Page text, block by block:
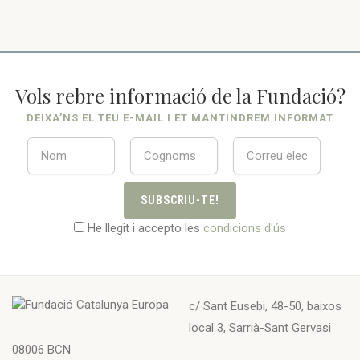
Vols rebre informació de la Fundació?
DEIXA’NS EL TEU E-MAIL I ET MANTINDREM INFORMAT
SUBSCRIU-TE!
He llegit i accepto les condicions d'ús
c/ Sant Eusebi, 48-50, baixos
local 3, Sarrià-Sant Gervasi
08006 BCN